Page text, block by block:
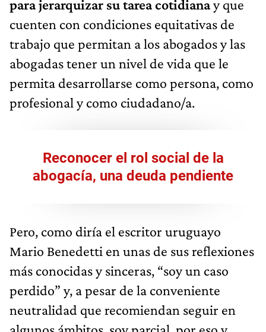
para jerarquizar su tarea cotidianay que
cuenten con condiciones equitativas de
trabajo que permitan a los abogados y las
abogadas tener un nivel de vida que le
permita desarrollarse como persona, como
profesional y como ciudadano/a.
Reconocer el rol social de la
abogacía, una deuda pendiente
Pero, como diría el escritor uruguayo
Mario Benedetti en unas de sus reflexiones
más conocidas y sinceras, “soy un caso
perdido” y, a pesar de la conveniente
neutralidad que recomiendan seguir en